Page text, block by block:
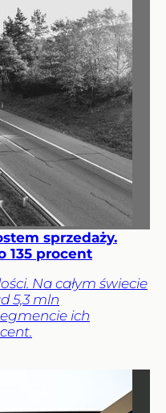
sprzedaży.
135 procent
Na całym świecie
5,3 mln
ich